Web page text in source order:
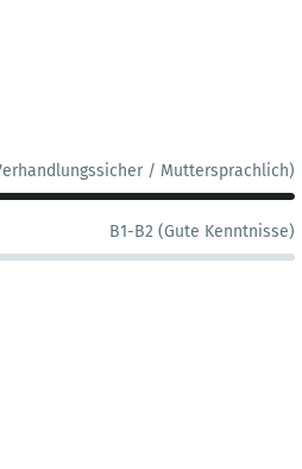
/ Muttersprachlich)
B1-B2 (Gute Kenntnisse)